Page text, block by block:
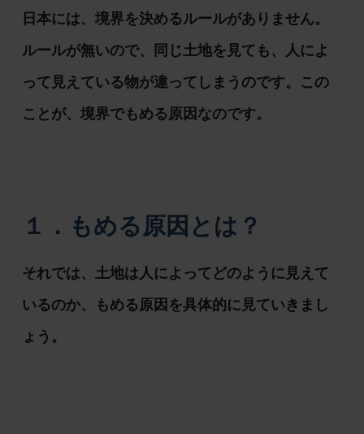
日本には、境界を決めるルールがありません。
ルールが無いので、同じ土地を見ても、人によ
って見えている物が違ってしまうのです。この
ことが、境界でもめる原因なのです。
１．もめる原因とは？
それでは、土地は人によってどのように見えて
いるのか、もめる原因を具体的に見ていきまし
ょう。